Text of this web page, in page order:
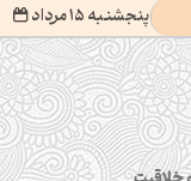
پنجشنبه 15 مرداد